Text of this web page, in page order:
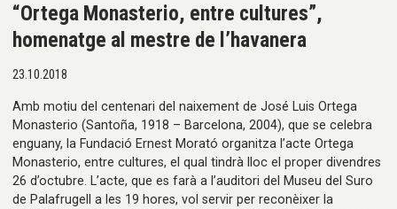
“Ortega Monasterio, entre cultures”,
homenatge al mestre de l’havanera
23.10.2018
Amb motiu del centenari del naixement de José Luis Ortega
Monasterio (Santoña, 1918 – Barcelona, 2004), que se celebra
enguany, la Fundació Ernest Morató organitza l’acte Ortega
Monasterio, entre cultures, el qual tindrà lloc el proper divendres
26 d’octubre. L’acte, que es farà a l’auditori del Museu del Suro
de Palafrugell a les 19 hores, vol servir per reconèixer la